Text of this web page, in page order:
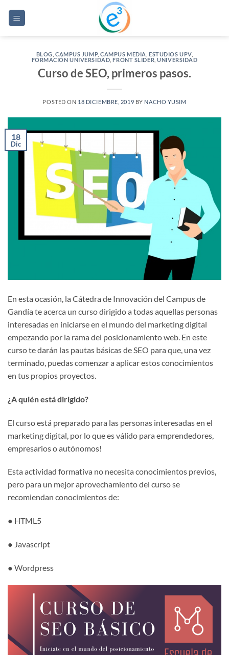
BLOG CAMPUS JUMP,CAMPUS MEDIA ,ESTUDIOS UPV,
FORMACIÓN UNIVERSIDAD ,FRONT SLIDER ,UNIVERSIDAD
Curso de SEO, primeros pasos.
POSTED ON 18 DICIEMBRE, 2019 BY NACHO YUSIM
18
Dic
En esta ocasión, la Cátedra de Innovación del Campus de
Gandía te acerca un curso dirigido a todas aquellas personas
interesadas en iniciarse en el mundo del marketing digital
empezando por la rama del posicionamiento web. En este
curso te darán las pautas básicas de SEO para que, una vez
terminado, puedas comenzar a aplicar estos conocimientos
en tus propios proyectos.
¿A quién está dirigido?
El curso está preparado para las personas interesadas en el
marketing digital, por lo que es válido para emprendedores,
empresarios o autónomos!
Esta actividad formativa no necesita conocimientos previos,
pero para un mejor aprovechamiento del curso se
recomiendan conocimientos de:
● HTML5
● Javascript
● Wordpress